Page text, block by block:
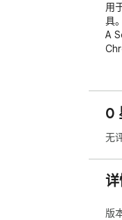
用
具
A
0
无
版